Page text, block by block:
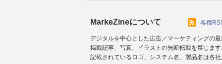
MarkeZineについて 各種
デジタルを中心とした広告／マーケティングの
掲載記事、写真、イラストの無断転載を禁じま
記載されているロゴ、システム名、製品名は各